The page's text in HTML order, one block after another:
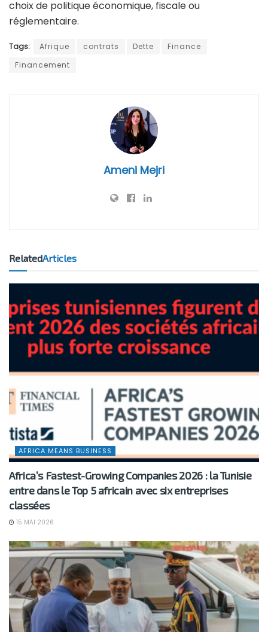
choix de politique économique, fiscale ou
réglementaire.
Tags: Afrique contrats Dette
Finance
Financement
Ameni Mejri
RelatedArticles
AFRICA MEANS BUSINESS
Africa’s Fastest-Growing Companies 2026 : la Tunisie
entre dans le Top 5 africain avec six entreprises
classées
15 MAI 2026